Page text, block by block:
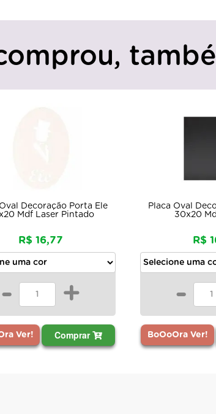
Placa Oval Decoração Porta Ela
30x20 Mdf Pintado
-
BoOoOra Ver! Comprar